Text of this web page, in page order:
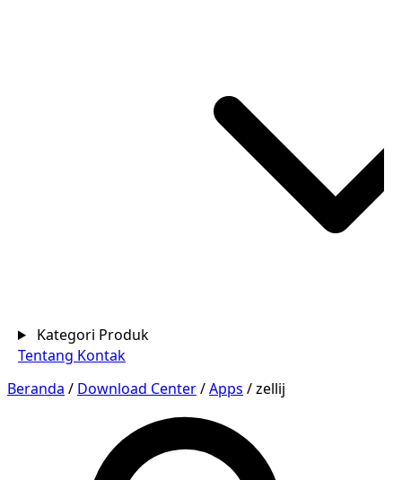
Kategori Produk
Tentang Kontak
Beranda / Download Center/Apps /zellij